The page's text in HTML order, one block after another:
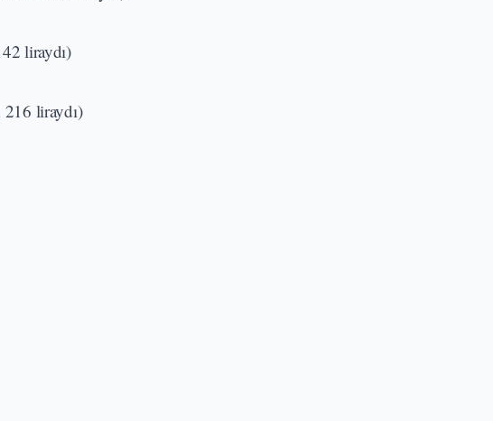
liraydı)
liraydı)